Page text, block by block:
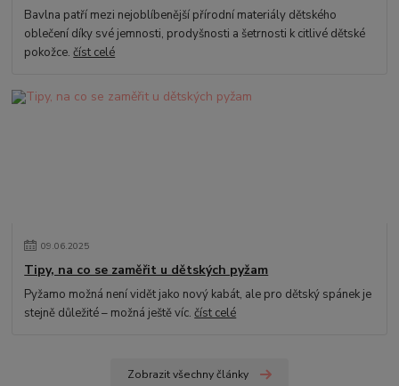
Bavlna patří mezi nejoblíbenější přírodní materiály dětského
oblečení díky své jemnosti, prodyšnosti a šetrnosti k citlivé dětské
pokožce.číst celé
09.06.2025
Tipy, na co se zaměřit u dětských pyžam
Pyžamo možná není vidět jako nový kabát, ale pro dětský spánek je
stejně důležité – možná ještě víc.číst celé
Zobrazit všechny články